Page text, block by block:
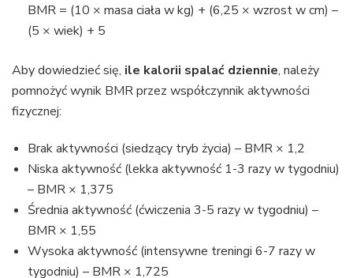
BMR = (10 × masa ciała w kg) + (6,25 × wzrost w cm) –
(5 × wiek) + 5
Aby dowiedzieć się, ile kalorii spalać dziennie, należy
pomnożyć wynik BMR przez współczynnik aktywności
fizycznej:
Brak aktywności (siedzący tryb życia) – BMR × 1,2
Niska aktywność (lekka aktywność 1-3 razy w tygodniu)
– BMR × 1,375
Średnia aktywność (ćwiczenia 3-5 razy w tygodniu) –
BMR × 1,55
Wysoka aktywność (intensywne treningi 6-7 razy w
tygodniu) – BMR × 1,725